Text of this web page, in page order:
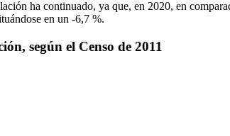
ha continuado, ya que, en 2020, en
en un -6,7 %.
según el Censo de 2011